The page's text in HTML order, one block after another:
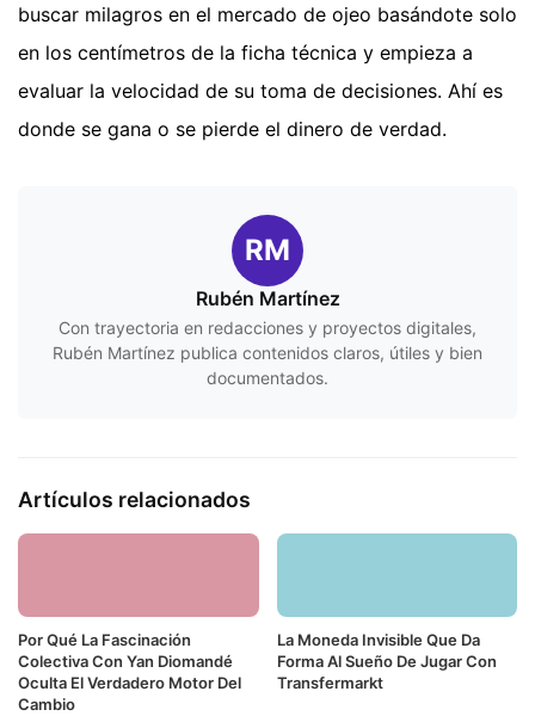
buscar milagros en el mercado de ojeo basándote solo
en los centímetros de la ficha técnica y empieza a
evaluar la velocidad de su toma de decisiones. Ahí es
donde se gana o se pierde el dinero de verdad.
RM
Rubén Martínez
Con trayectoria en redacciones y proyectos digitales,
Rubén Martínez publica contenidos claros, útiles y bien
documentados.
Artículos relacionados
Por Qué La Fascinación
Colectiva Con Yan Diomandé
Oculta El Verdadero Motor Del
Cambio
La Moneda Invisible Que Da
Forma Al Sueño De Jugar Con
Transfermarkt